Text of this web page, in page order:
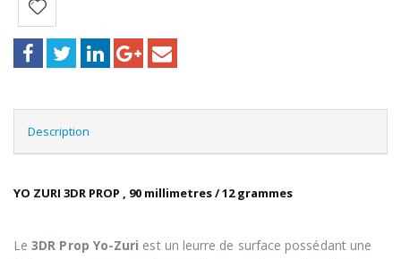
Description
YO ZURI 3DR PROP , 90 millimetres / 12 grammes
Le3DR Prop Yo-Zuri est un leurre de surface possédant une